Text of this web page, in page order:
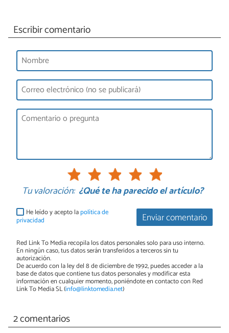
Escribir comentario
Tu valoración: ¿Qué te ha parecido el artículo?
Enviar comentario
He leído y acepto lapolítica de
privacidad
Red Link To Media recopila los datos personales solo para uso interno.
En ningún caso, tus datos serán transferidos a terceros sin tu
autorización.
De acuerdo con la ley del 8 de diciembre de 1992, puedes acceder a la
base de datos que contiene tus datos personales y modificar esta
información en cualquier momento, poniéndote en contacto con Red
Link To Media SL (info@linktomedia.net)
2 comentarios